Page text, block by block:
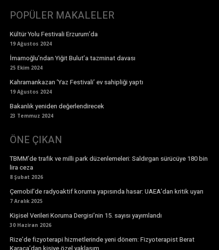
POPÜLER MAKALELER
Kültür Yolu Festivali Erzurum’da
19 Ağustos 2024
İmamoğlu’ndan Yiğit Bulut’a tazminat davası
25 Ekim 2024
Kahramankazan ’Yaz Festivali’ ev sahipliği yaptı
19 Ağustos 2024
Bakanlık yeniden değerlendirecek
23 Temmuz 2024
ÖNE ÇIKAN
TBMM’de trafik ve milli park düzenlemeleri: Saldırgan sürücüye 180 bin
lira ceza
8 Şubat 2026
Çernobil’de radyoaktif koruma yapısında hasar: UAEA’dan kritik uyarı
7 Aralık 2025
Kişisel Verileri Koruma Dergisi’nin 15. sayısı yayımlandı
30 Haziran 2026
Rize’de fizyoterapi hizmetlerinde yeni dönem: Fizyoterapist Berat